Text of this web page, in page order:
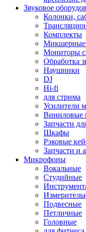
Звуковое
Колонки,
Комплекты
Микшерные
Мониторы
Обработка
Наушники
DJ
Hi-fi
для стрима
Усилители
Виниловые
Запчасти
Шкафы
Рэковые
Запчасти и
Микрофоны
Вокальные
Студийные
Подвесные
Петличные
Головные